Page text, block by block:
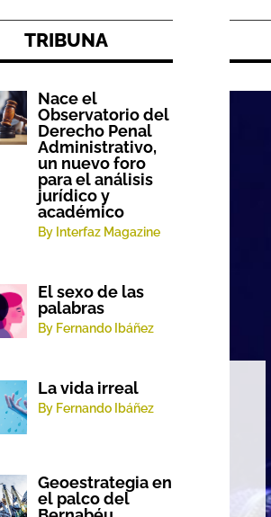
TRIBUNA
Nace el
Observatorio del
Derecho Penal
Administrativo,
un nuevo foro
para el análisis
jurídico y
académico
By Interfaz Magazine
El sexo de las
palabras
By Fernando Ibáñez
La vida irreal
By Fernando Ibáñez
Geoestrategia en
el palco del
voz que